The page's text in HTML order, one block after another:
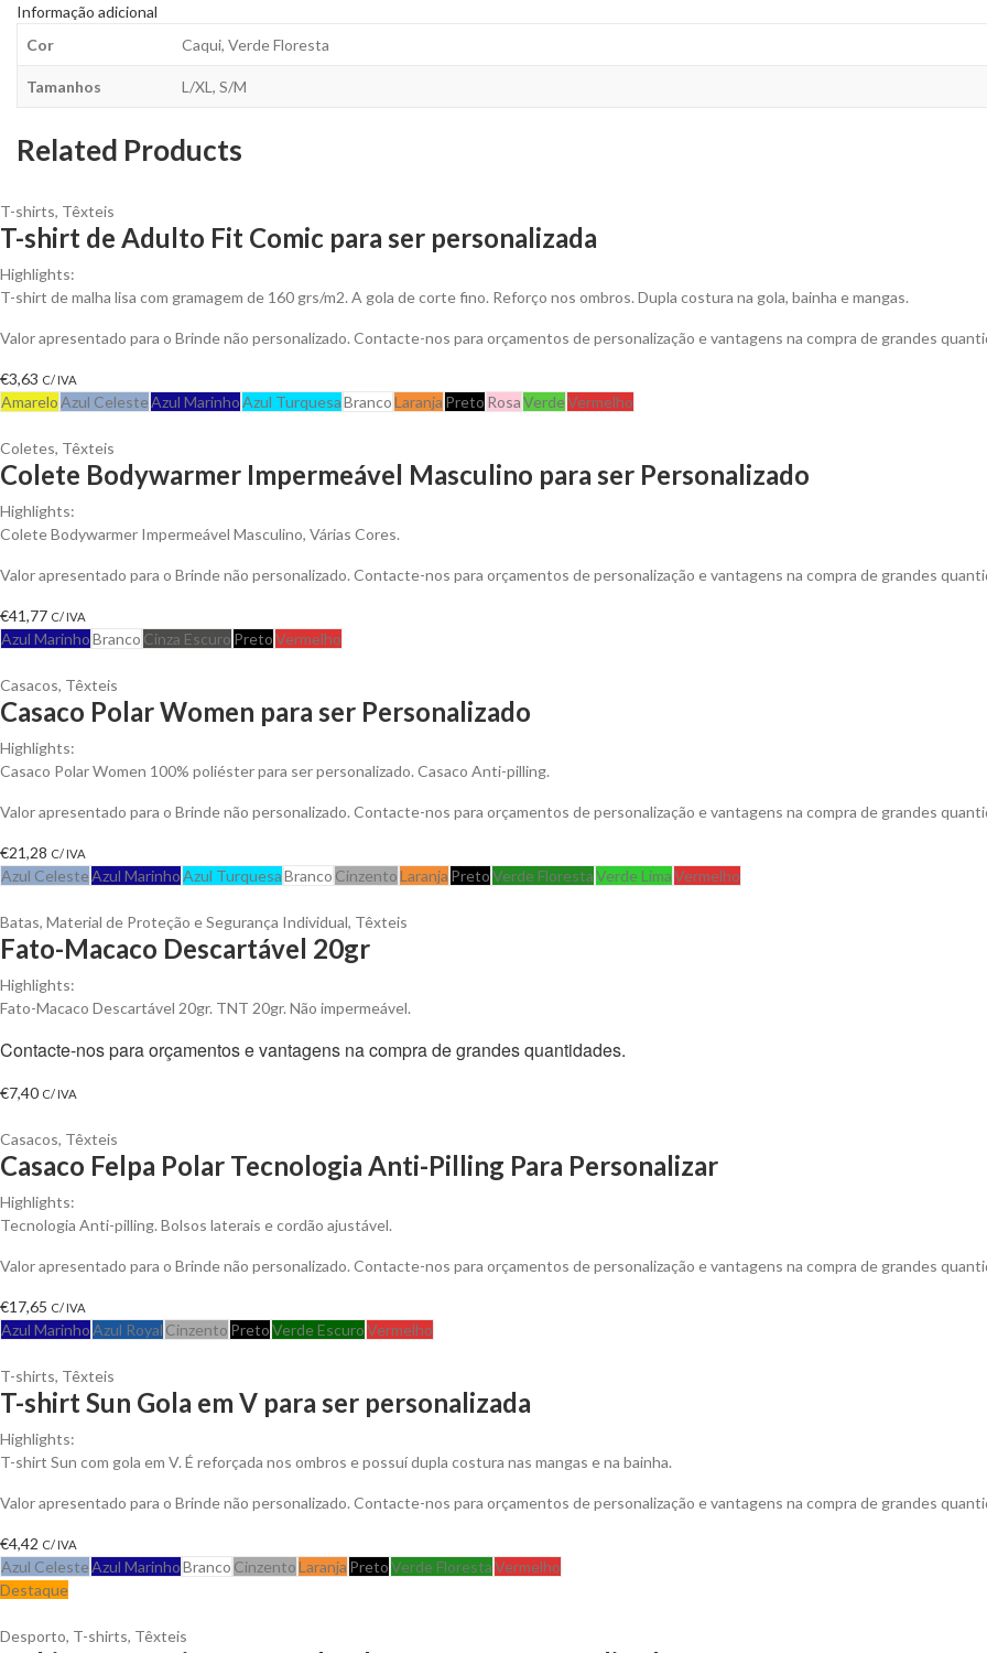
Informação adicional
Cor
Caqui, Verde Floresta
Tamanhos L/XL, S/M
Related Products
T-shirts, Têxteis
T-shirt de Adulto Fit Comic para ser personalizada
Highlights:
T-shirt de malha lisa com gramagem de 160 grs/m2. A gola de corte fino. Reforço nos ombros. Dupla costura na gola, bainha e mangas.
Valor apresentado para o Brinde não personalizado. Contacte-nos para orçamentos de personalização e vantagens na compra de grandes
€3,63 C/ IVA
AmareloAzul CelesteAzul MarinhoAzul TurquesaBrancoLaranja Preto RosaVerdeVermelho
Coletes, Têxteis
Colete Bodywarmer Impermeável Masculino para ser Personalizado
Highlights:
Colete Bodywarmer Impermeável Masculino, Várias Cores.
Valor apresentado para o Brinde não personalizado. Contacte-nos para orçamentos de personalização e vantagens na compra de grandes
€41,77 C/ IVA
Azul MarinhoBranco Cinza Escuro PretoVermelho
Casacos, Têxteis
Casaco Polar Women para ser Personalizado
Highlights:
Casaco Polar Women 100% poliéster para ser personalizado. Casaco Anti-pilling.
Valor apresentado para o Brinde não personalizado. Contacte-nos para orçamentos de personalização e vantagens na compra de grandes
€21,28 C/ IVA
Azul CelesteAzul MarinhoAzul TurquesaBranco CinzentoLaranja PretoVerde FlorestaVerde LimaVermelho
Batas, Material de Proteção e Segurança Individual, Têxteis
Fato-Macaco Descartável 20gr
Highlights:
Fato-Macaco Descartável 20gr. TNT 20gr. Não impermeável.
Contacte-nos para orçamentos e vantagens na compra de grandes quantidades.
€7,40 C/ IVA
Casacos, Têxteis
Casaco Felpa Polar Tecnologia Anti-Pilling Para Personalizar
Highlights:
Tecnologia Anti-pilling. Bolsos laterais e cordão ajustável.
Valor apresentado para o Brinde não personalizado. Contacte-nos para orçamentos de personalização e vantagens na compra de grandes
€17,65 C/ IVA
Azul MarinhoAzul Royal Cinzento PretoVerde EscuroVermelho
T-shirts, Têxteis
T-shirt Sun Gola em V para ser personalizada
Highlights:
T-shirt Sun com gola em V. É reforçada nos ombros e possuí dupla costura nas mangas e na bainha.
Valor apresentado para o Brinde não personalizado. Contacte-nos para orçamentos de personalização e vantagens na compra de grandes
€4,42 C/ IVA
Azul CelesteAzul MarinhoBranco CinzentoLaranja PretoVerde FlorestaVermelho
Destaque
Desporto, T-shirts, Têxteis